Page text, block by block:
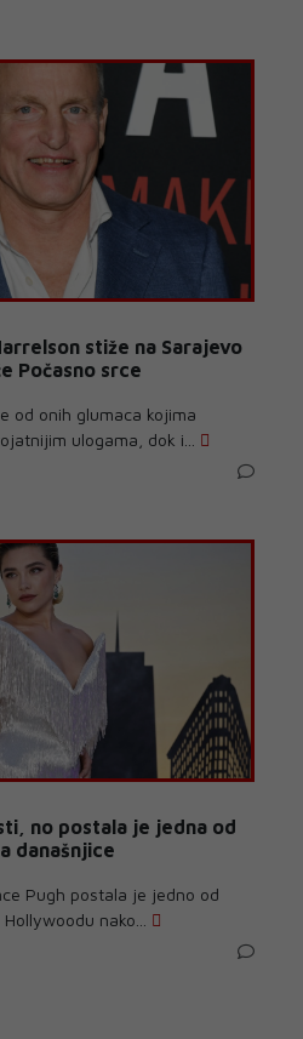
stiže na Sarajevo
Počasno srce
od onih glumaca kojima
ulogama, dok i...
no postala je jedna od
današnjice
Pugh postala je jedno od
nako...